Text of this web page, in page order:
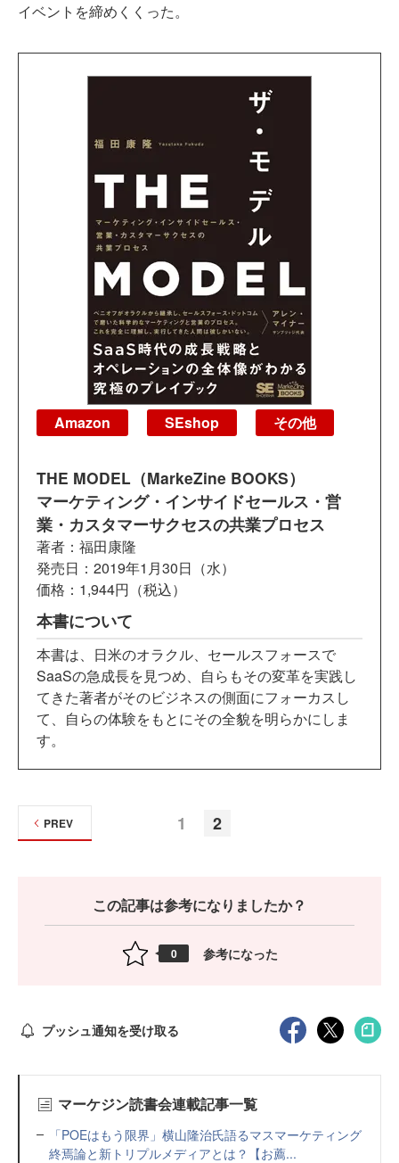
イベントを締めくくった。
Amazon SEshop その他
THE MODEL（MarkeZine BOOKS）
マーケティング・インサイドセールス・営
業・カスタマーサクセスの共業プロセス
著者：福田康隆
発売日：2019年1月30日（水）
価格：1,944円（税込）
本書について
本書は、日米のオラクル、セールスフォースで
SaaSの急成長を見つめ、自らもその変革を実践し
てきた著者がそのビジネスの側面にフォーカスし
て、自らの体験をもとにその全貌を明らかにしま
す。
1 2
PREV
この記事は参考になりましたか？
0 参考になった
プッシュ通知を受け取る
マーケジン読書会連載記事一覧
「POEはもう限界」横山隆治氏語るマスマーケティング
終焉論と新トリプルメディアとは？【お薦...